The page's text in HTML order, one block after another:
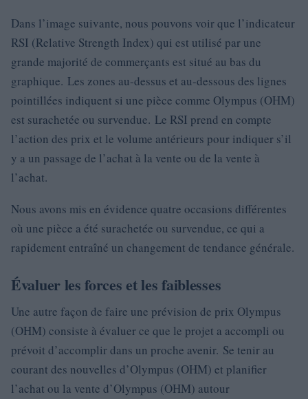
Dans l’image suivante, nous pouvons voir que l’indicateur
RSI (Relative Strength Index) qui est utilisé par une
grande majorité de commerçants est situé au bas du
graphique. Les zones au-dessus et au-dessous des lignes
pointillées indiquent si une pièce comme Olympus (OHM)
est surachetée ou survendue. Le RSI prend en compte
l’action des prix et le volume antérieurs pour indiquer s’il
y a un passage de l’achat à la vente ou de la vente à
l’achat.
Nous avons mis en évidence quatre occasions différentes
où une pièce a été surachetée ou survendue, ce qui a
rapidement entraîné un changement de tendance générale.
Évaluer les forces et les faiblesses
Une autre façon de faire une prévision de prix Olympus
(OHM) consiste à évaluer ce que le projet a accompli ou
prévoit d’accomplir dans un proche avenir. Se tenir au
courant des nouvelles d’Olympus (OHM) et planifier
l’achat ou la vente d’Olympus (OHM) autour